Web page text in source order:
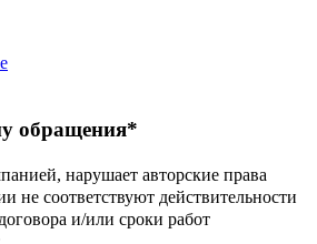
обращения*
нарушает авторские права
не соответствуют действительности
и/или сроки работ